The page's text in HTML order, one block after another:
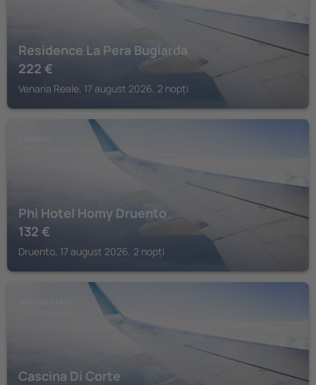
Residence La Pera Bugiarda
222 €
Venaria Reale, 17 august 2026, 2 nopți
Phi Hotel Homy Druento
132 €
Druento, 17 august 2026, 2 nopți
Cascina Di Corte